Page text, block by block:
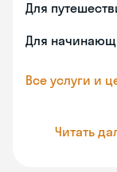
Для
Для
Все услуги и
Читать